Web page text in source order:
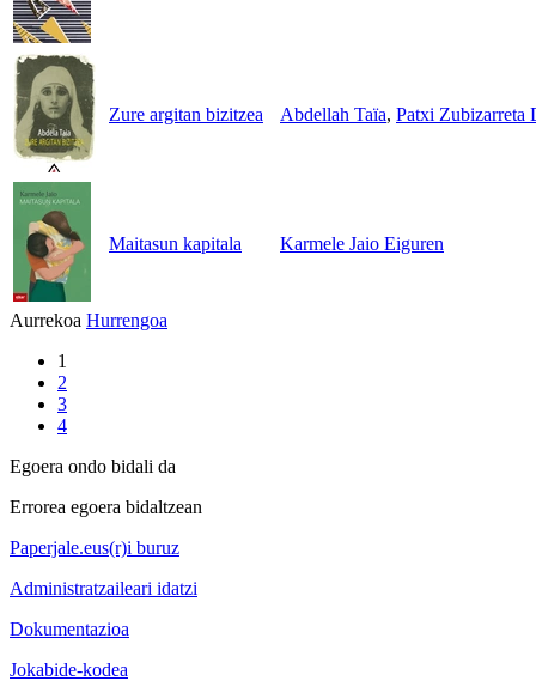
Zure argitan bizitzea Abdellah Taïa, Patxi Zubizarreta
Maitasun kapitala Karmele Jaio Eiguren
Aurrekoa Hurrengoa
1
2
3
4
Egoera ondo bidali da
Errorea egoera bidaltzean
Paperjale.eus(r)i buruz
Administratzaileari idatzi
Dokumentazioa
Jokabide-kodea